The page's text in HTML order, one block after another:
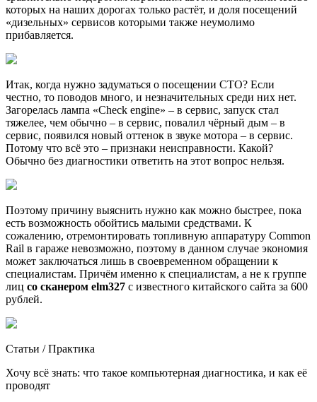
которых на наших дорогах только растёт, и доля посещений
«дизельных» сервисов которыми также неумолимо
прибавляется.
Итак, когда нужно задуматься о посещении СТО? Если
честно, то поводов много, и незначительных среди них нет.
Загорелась лампа «Check engine» – в сервис, запуск стал
тяжелее, чем обычно – в сервис, повалил чёрный дым – в
сервис, появился новый оттенок в звуке мотора – в сервис.
Потому что всё это – признаки неисправности. Какой?
Обычно без диагностики ответить на этот вопрос нельзя.
Поэтому причину выяснить нужно как можно быстрее, пока
есть возможность обойтись малыми средствами. К
сожалению, отремонтировать топливную аппаратуру Common
Rail в гараже невозможно, поэтому в данном случае экономия
может заключаться лишь в своевременном обращении к
специалистам. Причём именно к специалистам, а не к группе
лиц со сканером elm327 с известного китайского сайта за 600
рублей.
Статьи / Практика
Хочу всё знать: что такое компьютерная диагностика, и как её
проводят